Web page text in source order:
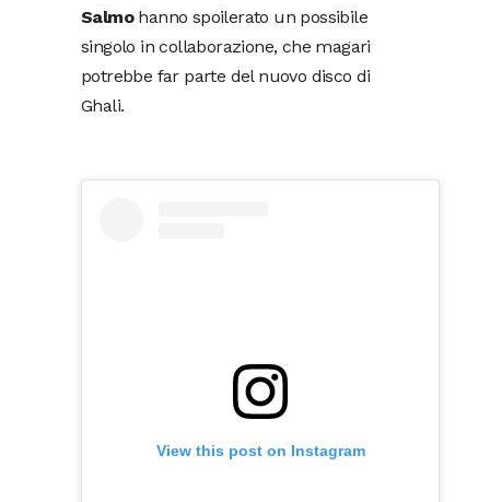
Salmohanno spoilerato un possibile
singolo in collaborazione, che magari
potrebbe far parte del nuovo disco di
Ghali.
View this post on Instagram